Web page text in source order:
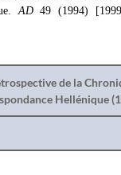
AD49 (1994)
de la
Hellénique